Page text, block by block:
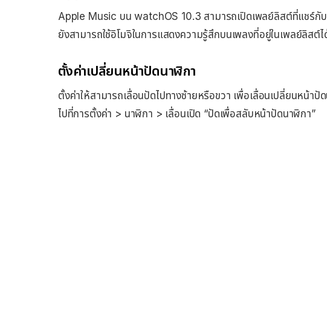
Apple Music บน watchOS 10.3 สามารถเปิดเพลย์ลิสต์ที่แชร์กั
ยังสามารถใช้อิโมจิในการแสดงความรู้สึกบนเพลงที่อยู่ในเพลย์ลิสต์ไ
ตั้งค่าเปลี่ยนหน้าปัดนาฬิกา
ตั้งค่าให้สามารถเลื่อนปัดไปทางซ้ายหรือขวา เพื่อเลื่อนเปลี่ยนหน้
ไปที่การตั้งค่า > นาฬิกา > เลื่อนเปิด “ปัดเพื่อสลับหน้าปัดนาฬิกา”